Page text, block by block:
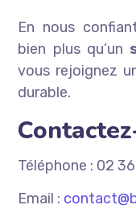
En nous
bien plus qu’un
vous rejoignez
durable.
Téléphone : 02
Email :